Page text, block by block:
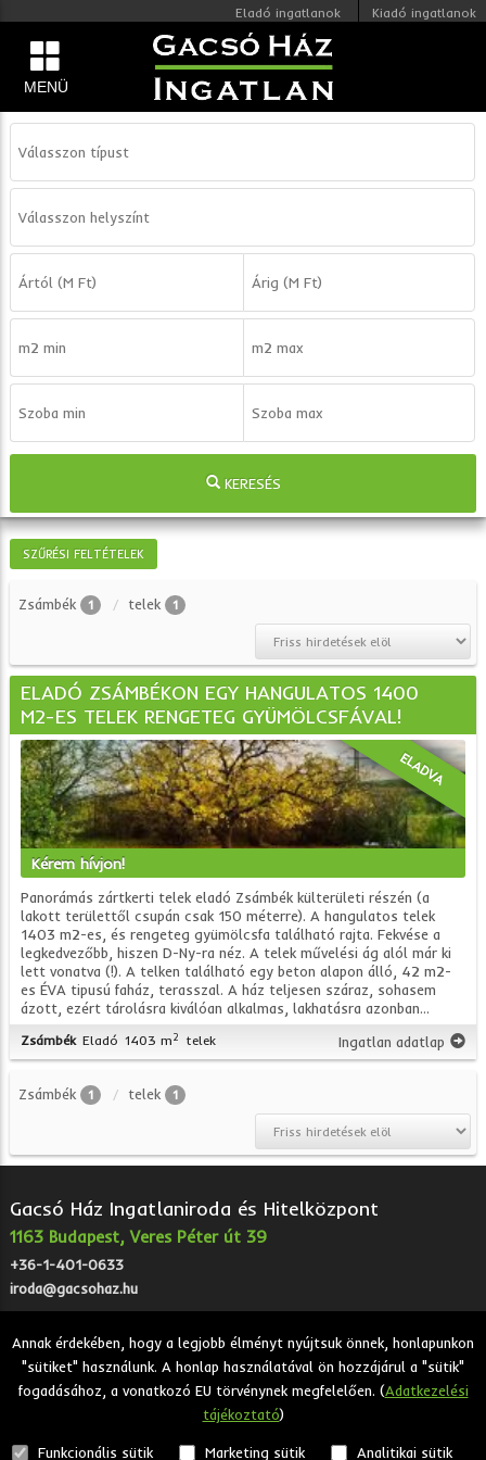
MENÜ
Eladó ingatlanok Kiadó ingatlanok
Annak érdekében, hogy a legjobb élményt nyújtsuk önnek, honlapunkon
"sütiket" használunk. A honlap használatával ön hozzájárul a "sütik"
fogadásához, a vonatkozó EU törvénynek megfelelően. (Adatkezelési
tájékoztató)
Funkcionális sütik Marketing sütik Analitikai sütik
KERESÉS
SZŰRÉSI FELTÉTELEK
Zsámbék 1 telek 1
ELADÓ ZSÁMBÉKON EGY HANGULATOS 1400
M2-ES TELEK RENGETEG GYÜMÖLCSFÁVAL!
ELADVA
Kérem hívjon!
Panorámás zártkerti telek eladó Zsámbék külterületi részén (a
lakott területtől csupán csak 150 méterre). A hangulatos telek
1403 m2-es, és rengeteg gyümölcsfa található rajta. Fekvése a
legkedvezőbb, hiszen D-Ny-ra néz. A telek művelési ág alól már ki
lett vonatva (!). A telken található egy beton alapon álló, 42 m2-
es ÉVA tipusú faház, terasszal. A ház teljesen száraz, sohasem
ázott, ezért tárolásra kiválóan alkalmas, lakhatásra azonban...
Zsámbék Eladó 1403 m2 telek Ingatlan adatlap
Zsámbék 1 telek 1
Gacsó Ház Ingatlaniroda és Hitelközpont
1163 Budapest, Veres Péter út 39
+36-1-401-0633
iroda@gacsohaz.hu
2026 © Gacsó Ház Ingatlaniroda és Hitelközpont - Eladó,
kiadó, bérbeadó ingatlanok.